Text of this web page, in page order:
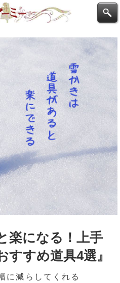
楽になる！上手
すめ道具4選』
に減らしてくれる